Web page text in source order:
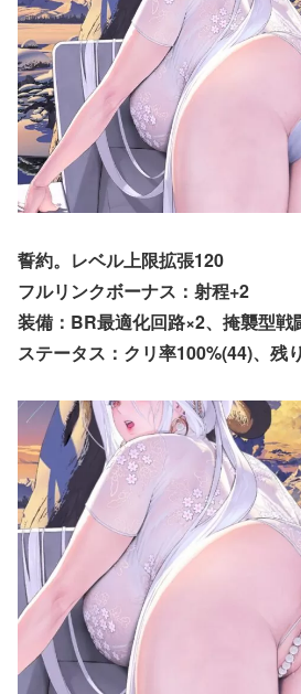
誓約。レベル上限拡張120
フルリンクボーナス：射程+2
装備：BR最適化回路×2、 掩襲型戦
ステータス：クリ率100%(44)、残